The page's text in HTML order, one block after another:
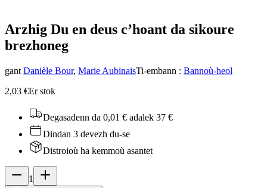
Arzhig Du en deus c’hoant da sikoure
brezhoneg
gant Danièle Bour, Marie AubinaisTi-embann : Bannoù-heol
2,03 €Er stok
Degasadenn da 0,01 € adalek 37 €
Dindan 3 devezh du-se
Distroioù ha kemmoù asantet
1